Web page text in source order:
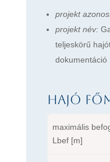
projekt
projekt név:
teljeskörű
dokumentáció
Hajó
maximális
Lbef [m]